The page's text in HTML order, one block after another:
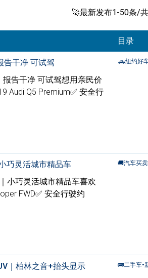
🚀最新发布1-50条/
目录
告干净 可试驾
告干净 可试驾想用亲民价
Audi Q5 Premium✅ 安全行
🛻纽约好
巧灵活城市精品车
小巧灵活城市精品车喜欢
FWD✅ 安全行驶约
🚚汽车买
｜柏林之音+抬头显示
🚌二手车•